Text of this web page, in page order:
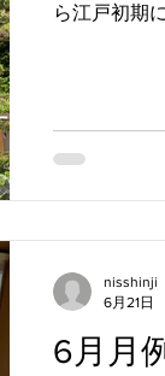
ら江戸初期
まれてきま
華経信仰が
域の安寧・
です。 正法
り、檀信徒
感謝いたし
〒857-0132
6月月
nisshinji
6月21日